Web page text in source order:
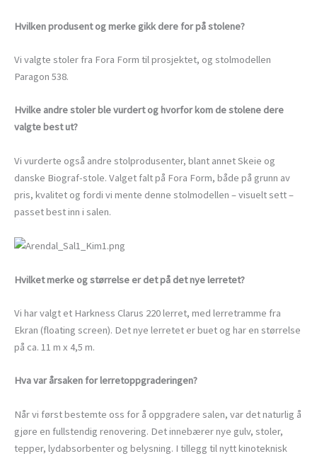
Hvilken produsent og merke gikk dere for på stolene?
Vi valgte stoler fra Fora Form til prosjektet, og stolmodellen
Paragon 538.
Hvilke andre stoler ble vurdert og hvorfor kom de stolene dere
valgte best ut?
Vi vurderte også andre stolprodusenter, blant annet Skeie og
danske Biograf-stole. Valget falt på Fora Form, både på grunn av
pris, kvalitet og fordi vi mente denne stolmodellen – visuelt sett –
passet best inn i salen.
Hvilket merke og størrelse er det på det nye lerretet?
Vi har valgt et Harkness Clarus 220 lerret, med lerretramme fra
Ekran (floating screen). Det nye lerretet er buet og har en størrelse
på ca. 11 m x 4,5 m.
Hva var årsaken for lerretoppgraderingen?
Når vi først bestemte oss for å oppgradere salen, var det naturlig å
gjøre en fullstendig renovering. Det innebærer nye gulv, stoler,
tepper, lydabsorbenter og belysning. I tillegg til nytt kinoteknisk